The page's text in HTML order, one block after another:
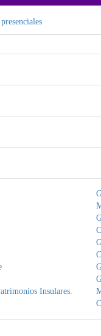
Insulares.